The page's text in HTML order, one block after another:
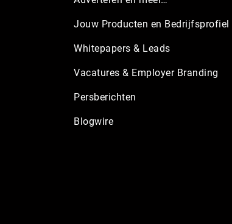
Jouw Producten en Bedrijfsprofiel
Whitepapers & Leads
Vacatures & Employer Branding
Persberichten
Blogwire